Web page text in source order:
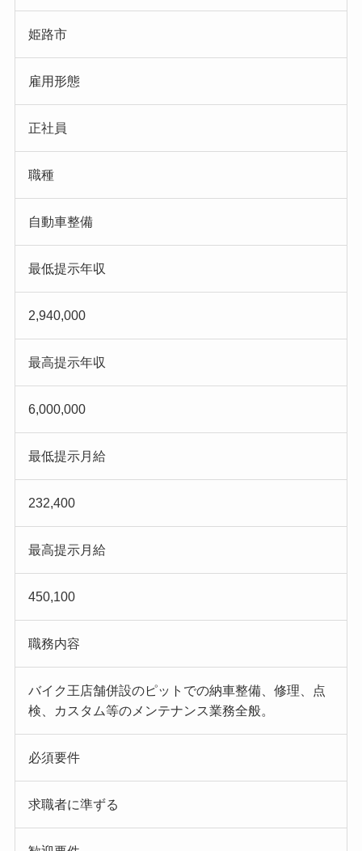
姫路市
雇用形態
正社員
職種
自動車整備
最低提示年収
2,940,000
最高提示年収
6,000,000
最低提示月給
232,400
最高提示月給
450,100
職務内容
バイク王店舗併設のピットでの納車整備、修理、点
検、カスタム等のメンテナンス業務全般。
必須要件
求職者に準ずる